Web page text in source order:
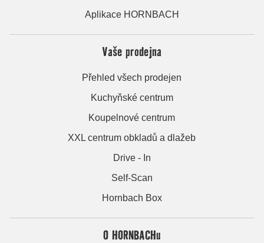
Aplikace HORNBACH
Vaše prodejna
Přehled všech prodejen
Kuchyňské centrum
Koupelnové centrum
XXL centrum obkladů a dlažeb
Drive - In
Self-Scan
Hornbach Box
O HORNBACHu